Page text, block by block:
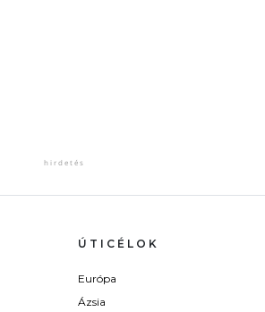
ÚTICÉLOK
Európa
Ázsia